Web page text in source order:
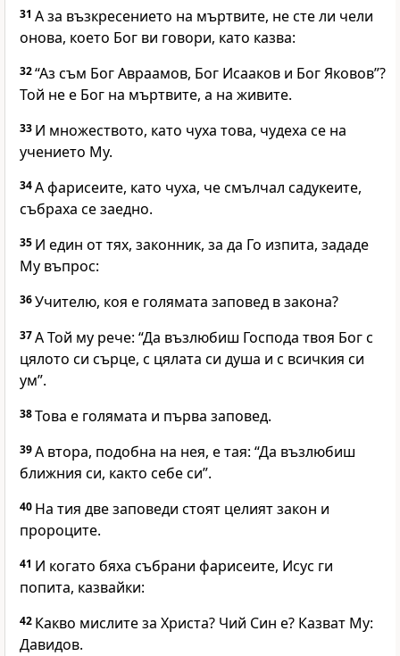
31 А за възкресението на мъртвите, не сте ли чели
онова, което Бог ви говори, като казва:
32“Аз съм Бог Авраамов, Бог Исааков и Бог Яковов”?
Той не е Бог на мъртвите, а на живите.
33 И множеството, като чуха това, чудеха се на
учението Му.
34А фарисеите, като чуха, че смълчал садукеите,
събраха се заедно.
35 И един от тях, законник, за да Го изпита, зададе
Му въпрос:
36Учителю, коя е голямата заповед в закона?
37А Той му рече: “Да възлюбиш Господа твоя Бог с
цялото си сърце, с цялата си душа и с всичкия си
ум”.
38Това е голямата и първа заповед.
39А втора, подобна на нея, е тая: “Да възлюбиш
ближния си, както себе си”.
40 На тия две заповеди стоят целият закон и
пророците.
41 И когато бяха събрани фарисеите, Исус ги
попита, казвайки:
42 Какво мислите за Христа? Чий Син е? Казват Му:
Давидов.